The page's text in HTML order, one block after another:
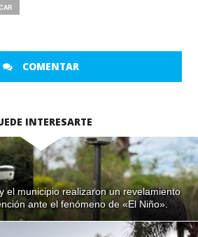
COMENTAR
INTERESARTE
el municipio realizaron un revelamiento
ante el fenómeno de «El Niño».